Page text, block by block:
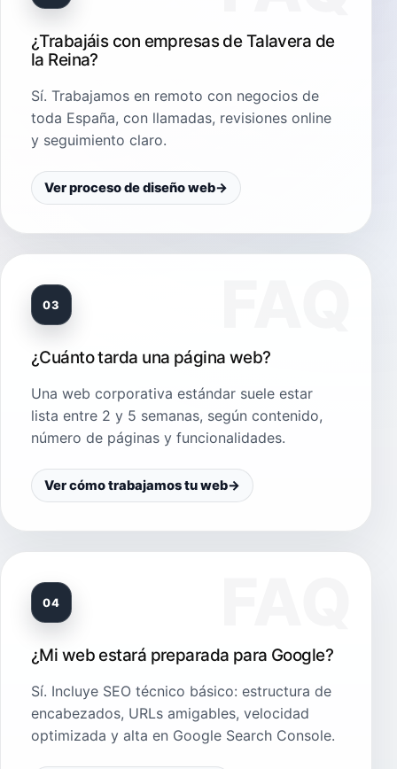
¿Trabajáis con empresas de Talavera de
la Reina?
Sí. Trabajamos en remoto con negocios de
toda España, con llamadas, revisiones online
y seguimiento claro.
Ver proceso de diseño web→
03
¿Cuánto tarda una página web?
Una web corporativa estándar suele estar
lista entre 2 y 5 semanas, según contenido,
número de páginas y funcionalidades.
Ver cómo trabajamos tu web→
04
¿Mi web estará preparada para Google?
Sí. Incluye SEO técnico básico: estructura de
encabezados, URLs amigables, velocidad
optimizada y alta en Google Search Console.